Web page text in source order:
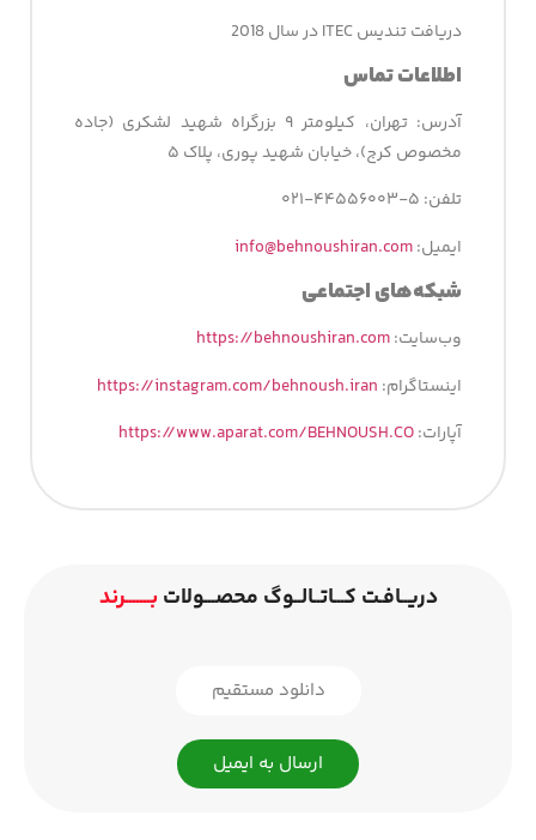
دریافت تندیس ITEC در سال 2018
اطلاعات تماس
آدرس: تهران، کیلومتر ۹ بزرگراه شهید لشکری (جاده
مخصوص کرج)، خیابان شهید پوری، پلاک ۵
تلفن: ۵-۴۴۵۵۶۰۰۳-۰۲۱
ایمیل:info@behnoushiran.com
شبکه‌­های اجتماعی
وب‌سایت:https://behnoushiran.com
اینستاگرام: https://instagram.com/behnoush.iran
آپارات:https://www.aparat.com/BEHNOUSH.CO
دریــافـت کـــاتــالــوگ محصـــولات بـــــــرند
دانلود مستقیم
ارسال به ایمیل